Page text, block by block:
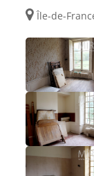
Île-de-